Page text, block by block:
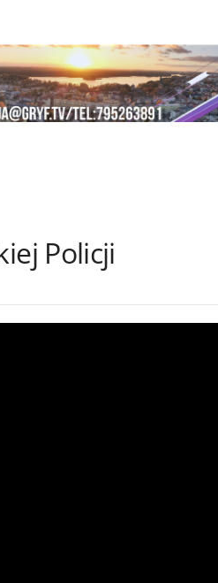
Policji